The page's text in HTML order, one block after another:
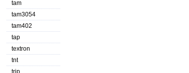
tam
tam3054
tam402
tap
textron
tnt
trip